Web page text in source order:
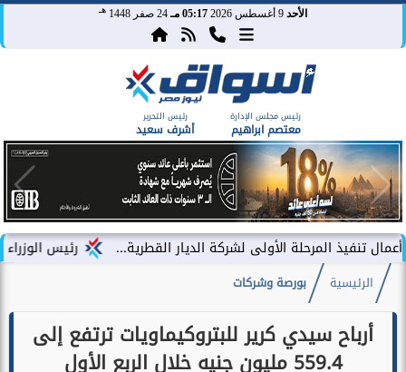
الأحد 05:17 مـ 24 صفر 1448 هـ
رئيس مجلس الإدارة
معتصم ابراهيم
رئيس التحرير
أشرف سعيد
رئيس الوزراء يشهد الأولى لشركة الديار القطرية...
الرئيسية بورصة وشركات
أرباح سيدي كرير للبتروكيماويات ترتفع إلى
559.4 مليون جنيه خلال الربع الأول